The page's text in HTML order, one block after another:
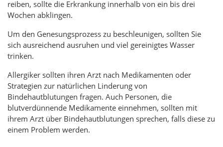
reiben, sollte die Erkrankung innerhalb von ein bis drei
Wochen abklingen.
Um den Genesungsprozess zu beschleunigen, sollten Sie
sich ausreichend ausruhen und viel gereinigtes Wasser
trinken.
Allergiker sollten ihren Arzt nach Medikamenten oder
Strategien zur natürlichen Linderung von
Bindehautblutungen fragen. Auch Personen, die
blutverdünnende Medikamente einnehmen, sollten mit
ihrem Arzt über Bindehautblutungen sprechen, falls diese zu
einem Problem werden.